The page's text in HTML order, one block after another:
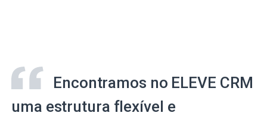
Encontramos no ELEVE CRM
uma estrutura flexível e